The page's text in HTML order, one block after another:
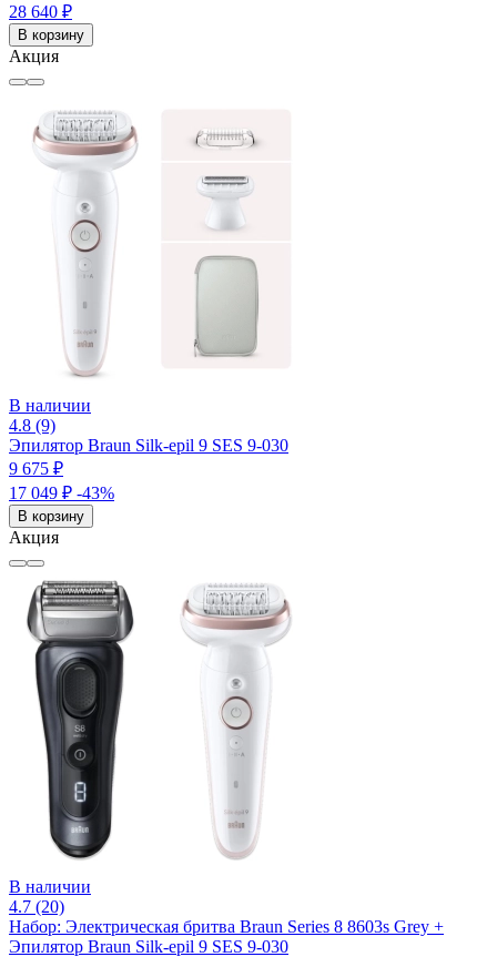
28 640 ₽
В корзину
Акция
В наличии
4.8 (9)
Эпилятор Braun Silk-epil 9 SES 9-030
9 675 ₽
17 049 ₽ -43%
В корзину
Акция
В наличии
4.7 (20)
Набор: Электрическая бритва Braun Series 8 8603s Grey +
Эпилятор Braun Silk-epil 9 SES 9-030